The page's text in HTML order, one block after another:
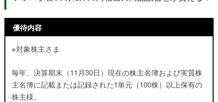
優待内容
※対象株主さま
毎年、決算期末（11月30日）現在の株主名簿および実質株
主名簿に記載または記録された1単元（100株）以上保有の
株主様。